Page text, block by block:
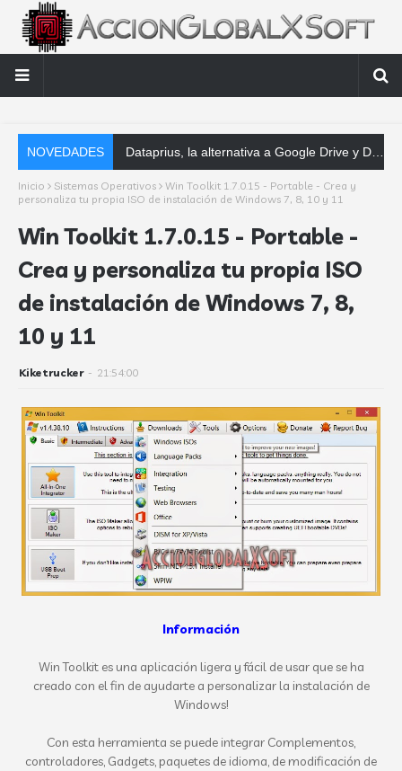
NOVEDADES Dataprius, la alternativa a Google Drive y Dropbox que las empresas deberían conocer
Inicio Sistemas Operativos
Win Toolkit 1.7.0.15 - Portable - Crea y
personaliza tu propia ISO de instalación de Windows 7, 8, 10 y 11
Win Toolkit 1.7.0.15 - Portable -
Crea y personaliza tu propia ISO
de instalación de Windows 7, 8,
10 y 11
Kiketrucker - 21:54:00
Información
Win Toolkit es una aplicación ligera y fácil de usar que se ha
creado con el fin de ayudarte a personalizar la instalación de
Windows!
Con esta herramienta se puede integrar Complementos,
controladores, Gadgets, paquetes de idioma, de modificación de